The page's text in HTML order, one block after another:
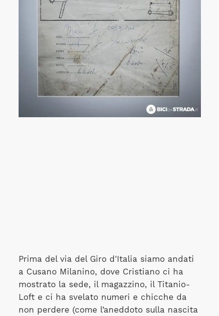
Prima del via del Giro d'Italia siamo andati
a Cusano Milanino, dove Cristiano ci ha
mostrato la sede, il magazzino, il Titanio-
Loft e ci ha svelato numeri e chicche da
non perdere (come l’aneddoto sulla nascita